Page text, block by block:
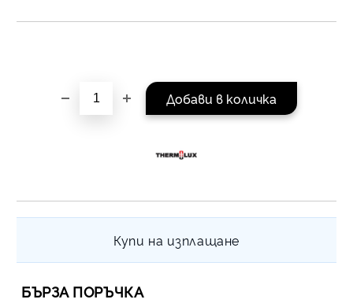
Купи на изплащане
БЪРЗА ПОРЪЧКА